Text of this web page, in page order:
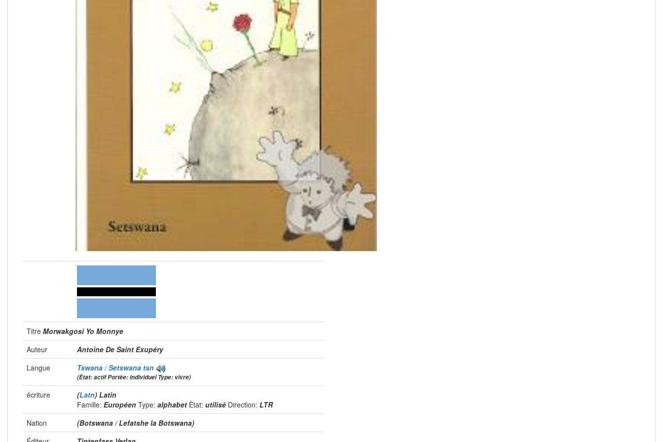
Titre Morwakgosi Yo Monnye
Auteur
Antoine De Saint Exupéry
Langue
Tswana / Setswana tsn
(Ètat: actif Portèe: individuel Type: vivre)
écriture (Latn) Latin
Famille: Européen Type: alphabet Ètat: utilisé Direction: LTR
Nation
(Botswana / Lefatshe la Botswana)